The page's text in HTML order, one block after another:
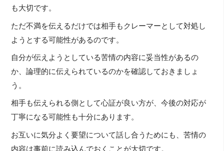
も大切です。
ただ不満を伝えるだけでは相手もクレーマーとして対処し
ようとする可能性があるのです。
自分が伝えようとしている苦情の内容に妥当性があるの
か、論理的に伝えられているのかを確認しておきましょ
う。
相手も伝えられる側として心証が良い方が、今後の対応が
丁寧になる可能性も十分にあります。
お互いに気分よく要望について話し合うためにも、苦情の
内容は事前に読み込んでおくことが大切です。